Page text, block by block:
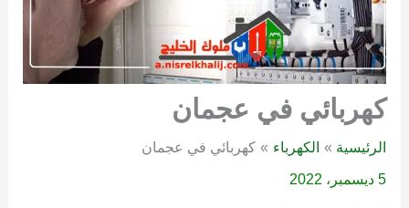
كهربائي في عجمان
الرئيسية الكهرباء كهربائي في عجمان
5 ديسمبر، 2022